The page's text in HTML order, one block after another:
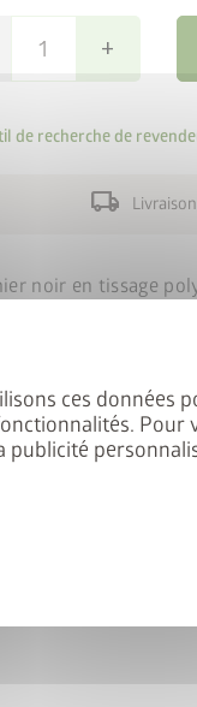
ces données
Pour
add
de recherche de
local_shipping
noir en tissage
: StyleBox T. 140 (L: